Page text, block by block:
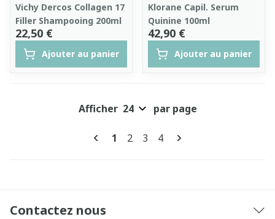
Vichy Dercos Collagen 17
Filler Shampooing 200ml
22,50 €
Ajouter au panier
Klorane Capil. Serum
Quinine 100ml
42,90 €
Ajouter au panier
Pages
Vous lisez actuellement la page
1 Page
2 Page
3 Page
4
Afficher par page
Contactez nous